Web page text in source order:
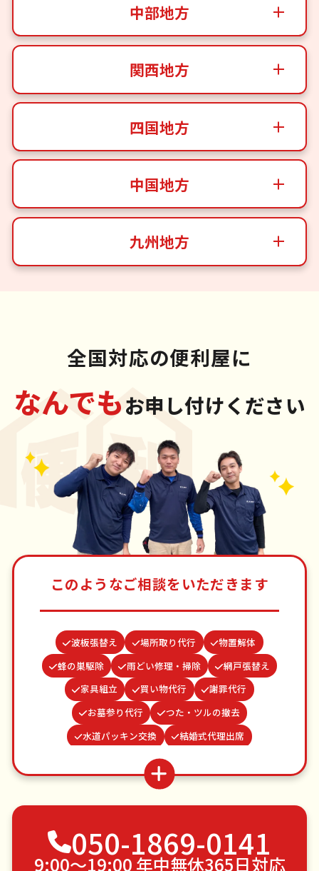
中部地方
関西地方
四国地方
中国地方
九州地方
全国対応の便利屋に
なんでもお申し付けください
このようなご相談をいただきます
波板張替え 場所取り代行
物置解体
蜂の巣駆除
雨どい修理・掃除
網戸張替え
家具組立
買い物代行
謝罪代行
お墓参り代行
つた・ツルの撤去
水道パッキン交換
結婚式代理出席
病院付き添い
ベランダ掃除
お庭の水やり
カーテンレール取り付け
クモの駆除
草刈り・草むしり
家具の移動
引っ越し
050-1869-0141
9:00〜19:00 年中無休365日対応